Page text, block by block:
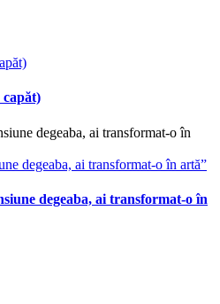
capăt)
degeaba, ai transformat-o în artă”
degeaba, ai transformat-o în